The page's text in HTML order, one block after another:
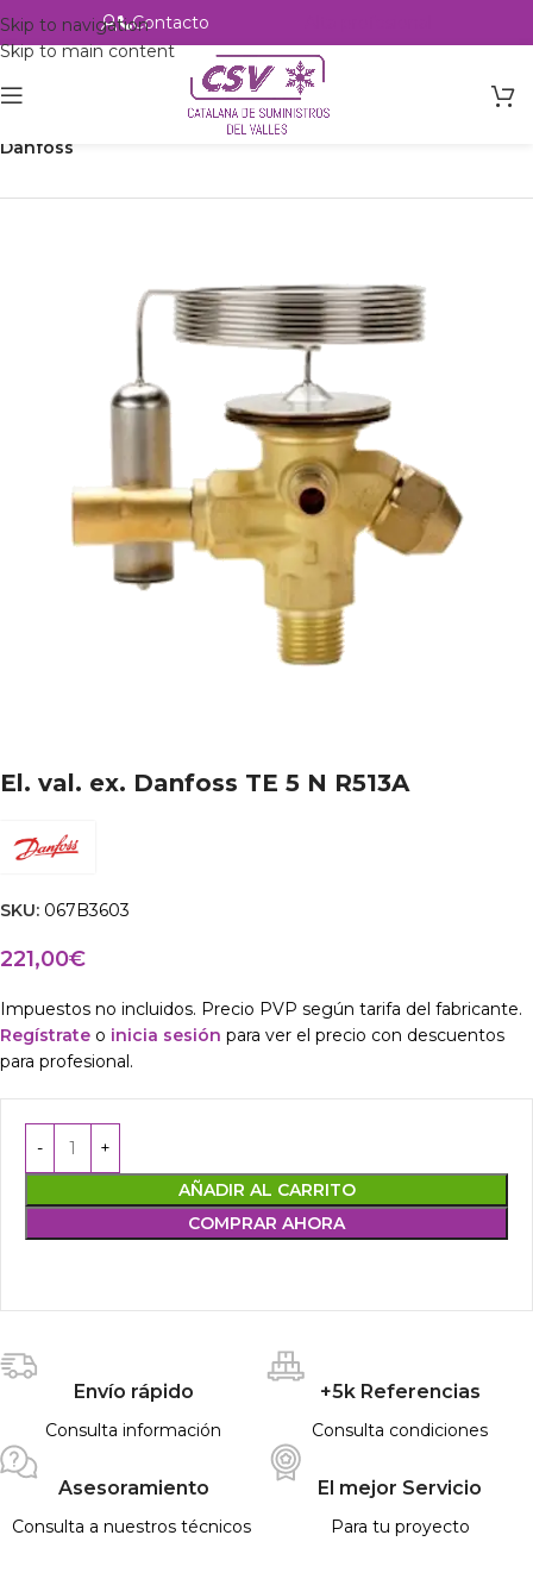
Skip to navigation
Skip to main content
Contacto
Refrigeración Control de circuito
Danfoss
El. val. ex. Danfoss TE 5 N R513A
SKU: 067B3603
221,00€
Impuestos no incluidos. Precio PVP según tarifa del fabricante.
Regístrate o inicia sesión para ver el precio con descuentos
para profesional.
AÑADIR AL CARRITO
COMPRAR AHORA
Envío rápido
Consulta información
+5k Referencias
Consulta condiciones
Asesoramiento
Consulta a nuestros técnicos
El mejor Servicio
Para tu proyecto